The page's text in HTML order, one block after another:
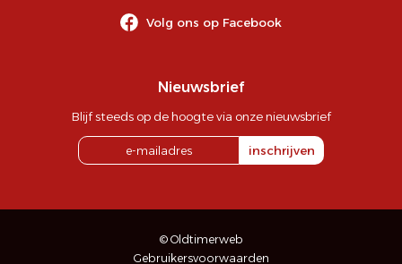
Volg ons op Facebook
Nieuwsbrief
Blijf steeds op de hoogte via onze nieuwsbrief
inschrijven
© Oldtimerweb
Gebruikersvoorwaarden